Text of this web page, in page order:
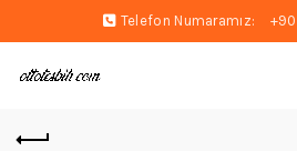
Telefon Numaramız: